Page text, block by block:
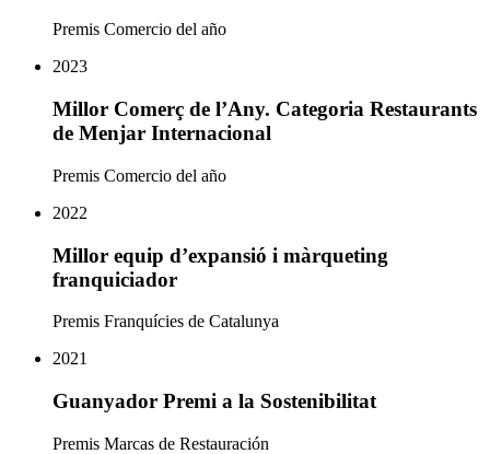
Premis Comercio del año
2023
Millor Comerç de l’Any. Categoria Restaurants
de Menjar Internacional
Premis Comercio del año
2022
Millor equip d’expansió i màrqueting
franquiciador
Premis Franquícies de Catalunya
2021
Guanyador Premi a la Sostenibilitat
Premis Marcas de Restauración